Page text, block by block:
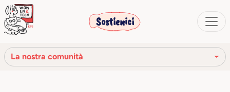
Sostienici
La nostra comunità